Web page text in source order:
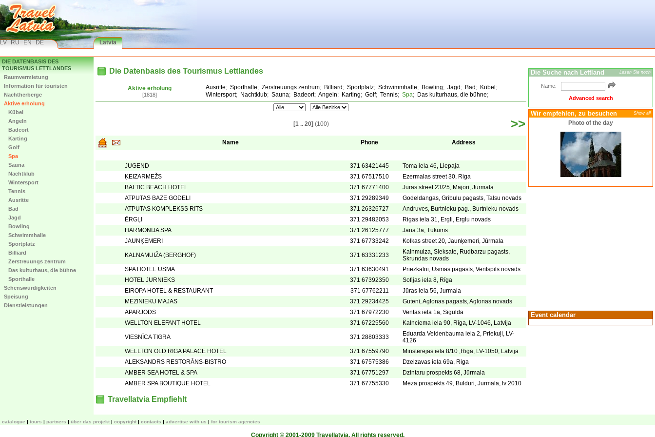
LV RU EN DE Latvia
DIE DATENBASIS DES
TOURISMUS LETTLANDES
Raumvermietung
Information für touristen
Nachtherberge
Aktive erholung
Kübel
Angeln
Badeort
Karting
Golf
Spa
Sauna
Nachtklub
Wintersport
Tennis
Ausritte
Bad
Jagd
Bowling
Schwimmhalle
Sportplatz
Billiard
Zerstreuungs zentrum
Das kulturhaus, die bühne
Sporthalle
Sehenswürdigkeiten
Speisung
Dienstleistungen
Die Datenbasis des Tourismus Lettlandes
Aktive erholung
[1818]
Ausritte; Sporthalle; Zerstreuungs zentrum; Billiard ; Sportplatz; Schwimmhalle; Bowling; Jagd ; Bad ; Kübel ;
Wintersport; Nachtklub; Sauna; Badeort; Angeln; Karting; Golf; Tennis; Spa; Das kulturhaus, die bühne;
[1 .. 20] (100) >>
Name Phone Address
JUGEND 371 63421445
Toma iela 46, Liepaja
ĶEIZARMEŽS
371 67517510
Ezermalas street 30, Riga
BALTIC BEACH HOTEL
371 67771400
Juras street 23/25, Majori, Jurmala
ATPUTAS BAZE GODELI
371 29289349
Godeldangas, Gribulu pagasts, Talsu novads
ATPUTAS KOMPLEKSS RITS
371 26326727
Andruves, Burtnieku pag., Burtnieku novads
ĒRGĻI
371 29482053
Rigas iela 31, Ergli, Erglu novads
HARMONIJA SPA
371 26125777
Jana 3a, Tukums
JAUNĶEMERI
371 67733242 Kolkas street 20, Jaunķemeri, Jūrmala
KALNAMUIŽA (BERGHOF) 371 63331233
Kalnmuiza, Sieksate, Rudbarzu pagasts,
Skrundas novads
SPA HOTEL USMA
371 63630491
Priezkalni, Usmas pagasts, Ventspils novads
HOTEL JURNIEKS
371 67392350
Sofijas iela 8, Rīga
EIROPA HOTEL & RESTAURANT
371 67762211
Jūras iela 56, Jurmala
MEZINIEKU MAJAS
371 29234425
Guteni, Aglonas pagasts, Aglonas novads
APARJODS
371 67972230
Ventas iela 1a, Sigulda
WELLTON ELEFANT HOTEL
371 67225560 Kalnciema iela 90, Rīga, LV-1046, Latvija
VIESNĪCA TIGRA 371 28803333
Eduarda Veidenbauma iela 2, Priekuļi, LV-
4126
WELLTON OLD RIGA PALACE HOTEL
371 67559790
Minsterejas iela 8/10 ,Rīga, LV-1050, Latvija
ALEKSANDRS RESTORĀNS-BISTRO
371 67575386
Dzelzavas iela 69a, Riga
AMBER SEA HOTEL & SPA
371 67751297
Dzintaru prospekts 68, Jūrmala
AMBER SPA BOUTIQUE HOTEL
371 67755330 Meza prospekts 49, Bulduri, Jurmala, lv 2010
Travellatvia Empfiehlt
Die Suche nach Lettland Lesen Sie noch
Name:
Advanced search
Wir empfehlen, zu besuchen Show all
Photo of the day
Event calendar
catalogue tours partners über das projekt copyright contacts advertise with us for tourism agencies
Copyright © 2001-2009 Travellatvia. All rights reserved.